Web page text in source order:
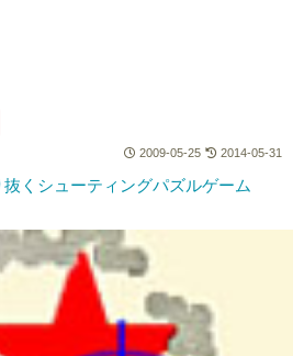
2009-05-25 2014-05-31
くシューティングパズルゲーム